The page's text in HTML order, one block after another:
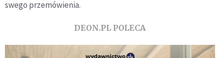
swego przemówienia.
DEON.PL POLECA